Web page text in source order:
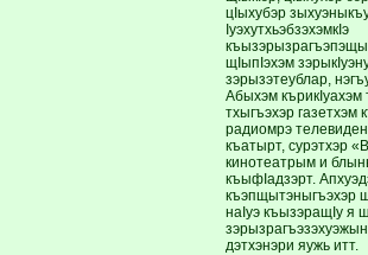
цIыхубэр
IуэхутхьэбзэхэмкIэ
щIыпIэхэм
зэрызэтеублар,
Абыхэм кърикIуахэм
тхыгъэхэр газетхэм
радиомрэ
къатырт, сурэтхэр
кинотеатрым и
къыфIадзэрт.
къэпщытэныгъэхэр
наIуэ къызэращIу я
дэтхэнэри яужь итт.